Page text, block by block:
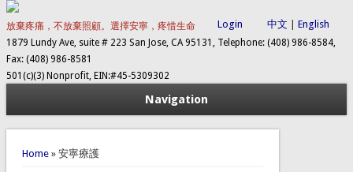
放棄疼痛，不放棄照顧。選擇安寧，疼惜生命
1879 Lundy Ave, suite # 223 San Jose, CA 95131, Telephone: (408) 986-8584,
Fax: (408) 986-8581
501(c)(3) Nonprofit, EIN:#45-5309302
中文 English
Login
Navigation
You are here
Home» 安寧療護